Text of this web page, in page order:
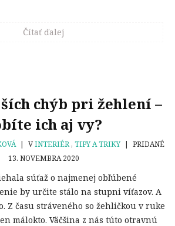
Čítať ďalej
chýb pri žehlení –
ich aj vy?
| VINTERIÉR, TIPY A TRIKY | PRIDANÉ
13. NOVEMBRA 2020
súťaž o najmenej obľúbené
by určite stálo na stupni víťazov. A
Z času stráveného so žehličkou v ruke
málokto. Väčšina z nás túto otravnú